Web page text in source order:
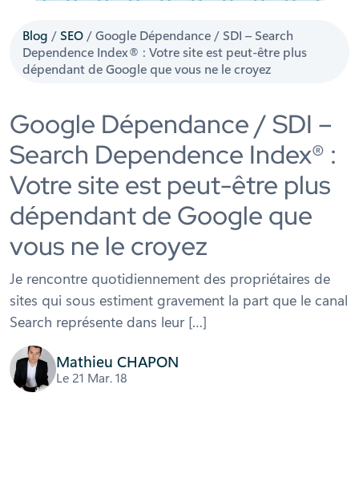
Blog /SEO /Google Dépendance / SDI – Search
Dependence Index® : Votre site est peut-être plus
dépendant de Google que vous ne le croyez
Google Dépendance / SDI –
Search Dependence Index® :
Votre site est peut-être plus
dépendant de Google que
vous ne le croyez
Je rencontre quotidiennement des propriétaires de
sites qui sous estiment gravement la part que le canal
Search représente dans leur […]
Mathieu CHAPON
Le 21 Mar. 18